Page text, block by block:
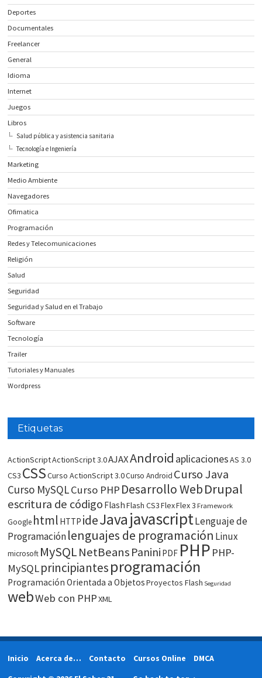
Deportes
Documentales
Freelancer
General
Idioma
Internet
Juegos
Libros
Salud pública y asistencia sanitaria
Tecnología e Ingeniería
Marketing
Medio Ambiente
Navegadores
Ofimatica
Programación
Redes y Telecomunicaciones
Religión
Salud
Seguridad
Seguridad y Salud en el Trabajo
Software
Tecnología
Trailer
Tutoriales y Manuales
Wordpress
Etiquetas
ActionScriptActionScript 3.0AJAXAndroid aplicacionesAS 3.0
CS3 CSSCurso ActionScript 3.0Curso Android Curso Java
Curso MySQLCurso PHP Desarrollo WebDrupal
escritura de código FlashFlash CS3FlexFlex 3 Framework
Google html HTTP ideJavajavascriptLenguaje de
Programaciónlenguajes de programación Linux
microsoft MySQLNetBeans Panini PDF PHP PHP-
MySQLprincipiantesprogramación
Programación Orientada a ObjetosProyectos Flash Seguridad
webWeb con PHPXML
Inicio Acerca de… Contacto Cursos Online
DMCA